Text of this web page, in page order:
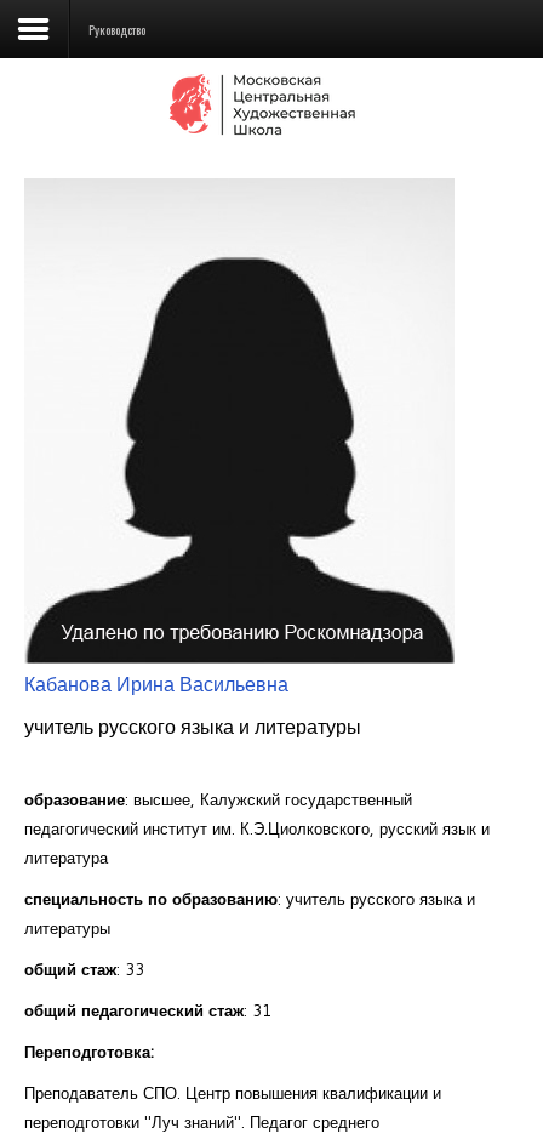
Сведения об образовательной
Детская Художественная школа
Доп. образование
Курсы повышения квалификации
Центр непрерывного образования
Конкурсы
Творческий инкубатор
Руководство
Кабанова Ирина Васильевна
учитель русского языка и литературы
образование: высшее, Калужский государственный
педагогический институт им. К.Э.Циолковского, русский язык и
литература
специальность по образованию: учитель русского языка и
литературы
общий стаж: 33
общий педагогический стаж: 31
Переподготовка:
Преподаватель СПО. Центр повышения квалификации и
переподготовки "Луч знаний". Педагог среднего